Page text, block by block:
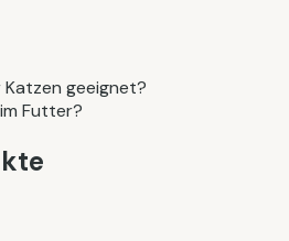
geeignet?
Futter?